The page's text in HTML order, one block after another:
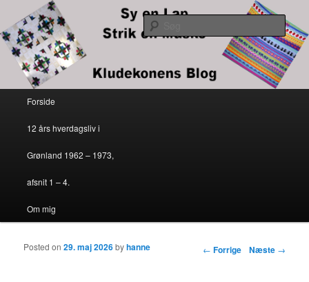
Sy en lap – strik en maske
Kludekonens blog
Søg
Fortsæt til primært indhold
Fortsæt til sekundært indhold
Forside
12 års hverdagsliv i
Grønland 1962 – 1973,
afsnit 1 – 4.
Om mig
Indlægs navigation
← Forrige Næste →
Posted on29. maj 2026byhanne